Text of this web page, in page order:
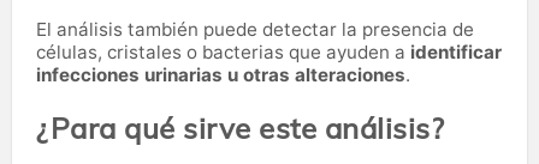
El análisis también puede detectar la presencia de
células, cristales o bacterias que ayuden a identificar
infecciones urinarias u otras alteraciones.
¿Para qué sirve este análisis?